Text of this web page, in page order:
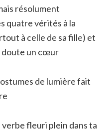
résolument
quatre vérités à la
à celle de sa fille) et
doute un cœur
de lumière fait
verbe fleuri plein dans ta